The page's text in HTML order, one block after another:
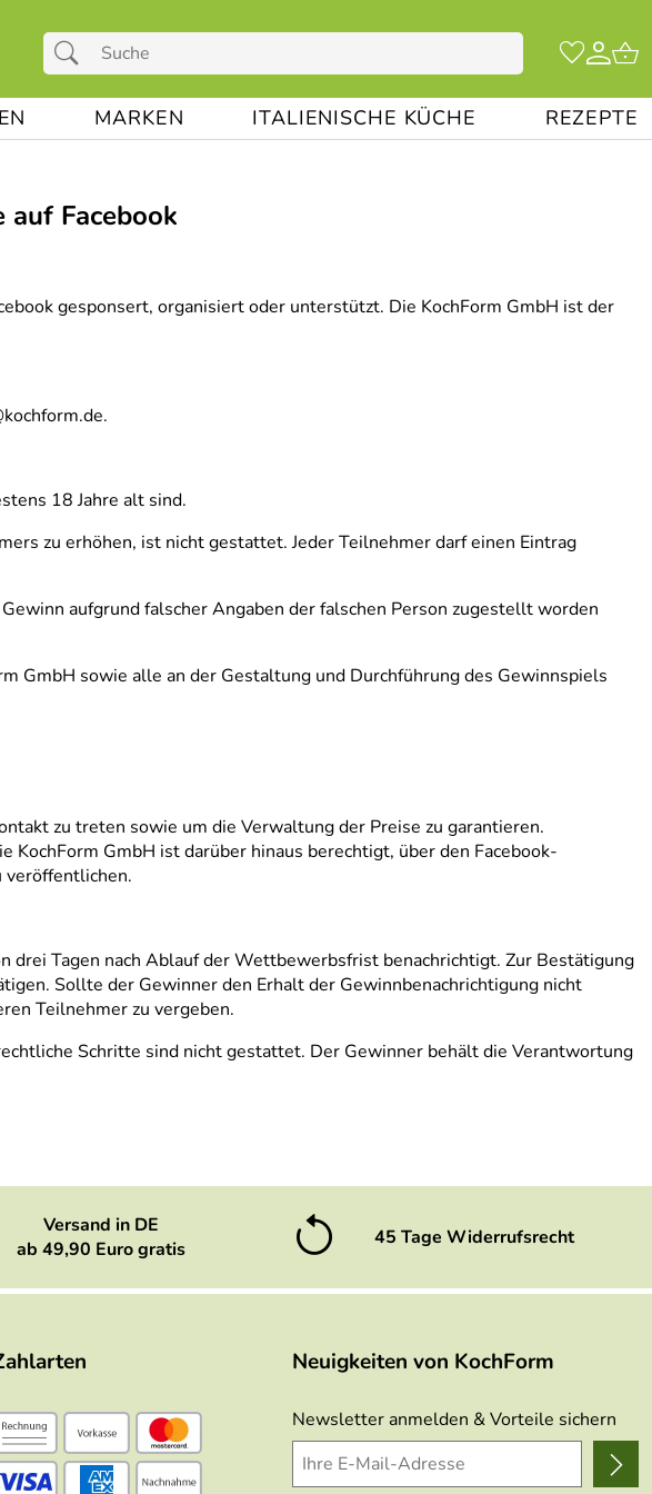
MARKEN ITALIENISCHE KÜCHE REZEPTE
Facebook
gesponsert, organisiert oder unterstützt. Die KochForm GmbH ist der
18 Jahre alt sind.
zu erhöhen, ist nicht gestattet. Jeder Teilnehmer darf einen Eintrag
aufgrund falscher Angaben der falschen Person zugestellt worden
GmbH sowie alle an der Gestaltung und Durchführung des Gewinnspiels
zu treten sowie um die Verwaltung der Preise zu garantieren.
GmbH ist darüber hinaus berechtigt, über den Facebook-
veröffentlichen.
drei Tagen nach Ablauf der Wettbewerbsfrist benachrichtigt. Zur Bestätigung
Sollte der Gewinner den Erhalt der Gewinnbenachrichtigung nicht
Teilnehmer zu vergeben.
Schritte sind nicht gestattet. Der Gewinner behält die Verantwortung
Versand in DE
ab 49,90 Euro gratis
45 Tage Widerrufsrecht
Neuigkeiten von KochForm
Newsletter anmelden & Vorteile sichern